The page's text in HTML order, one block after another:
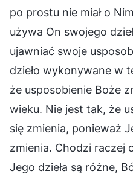
po prostu nie miał o
używa On swojego
ujawniać swoje
dzieło wykonywane w
że usposobienie Boże
wieku. Nie jest tak, że
się zmienia, ponieważ
zmienia. Chodzi raczej
Jego dzieła są różne,